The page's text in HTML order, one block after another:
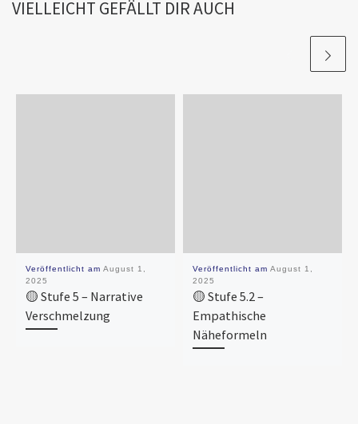
VIELLEICHT GEFÄLLT DIR AUCH
Veröffentlicht am August 1,
2025
🟡 Stufe 5 – Narrative
Verschmelzung
Veröffentlicht am August 1,
2025
🟡 Stufe 5.2 –
Empathische
Näheformeln